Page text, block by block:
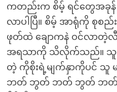
ကတည်းက စိမ့် ရင်တွေအခုန်
လာပါပြီ။ စိမ့် အာရုံကို စုစည်
ဖုတ်ထဲ ချောကနဲ ဝင်လာတဲ့လီး
အရသာကို သိလိုက်သည်။ သူခ
တဲ့ ကိုစိုးရဲ့မျက်နှာကိုပင် သူ
ဘတ် ဘွတ် ဘတ် ဘွတ် ဘတ်”